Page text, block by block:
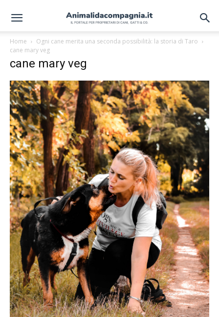
Home
Ogni cane merita una seconda possibilità: la storia di Taro
cane mary veg
cane mary veg